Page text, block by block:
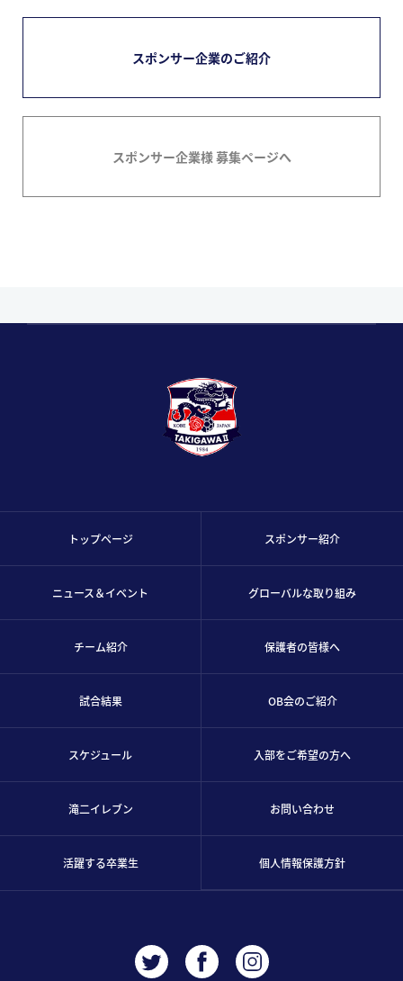
スポンサー企業のご紹介
スポンサー企業様 募集ページへ
トップページ
ニュース＆イベント
チーム紹介
試合結果
スケジュール
滝二イレブン
活躍する卒業生
スポンサー紹介
グローバルな取り組み
保護者の皆様へ
OB会のご紹介
入部をご希望の方へ
お問い合わせ
個人情報保護方針